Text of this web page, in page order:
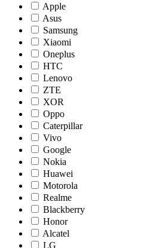
Apple
Asus
Samsung
Xiaomi
Oneplus
HTC
Lenovo
ZTE
XOR
Oppo
Caterpillar
Vivo
Google
Nokia
Huawei
Motorola
Realme
Blackberry
Honor
Alcatel
LG